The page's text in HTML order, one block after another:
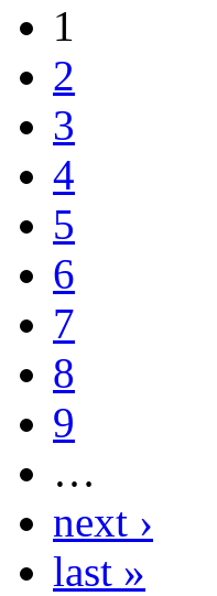
1
2
3
4
5
6
7
8
9
…
next ›
last »